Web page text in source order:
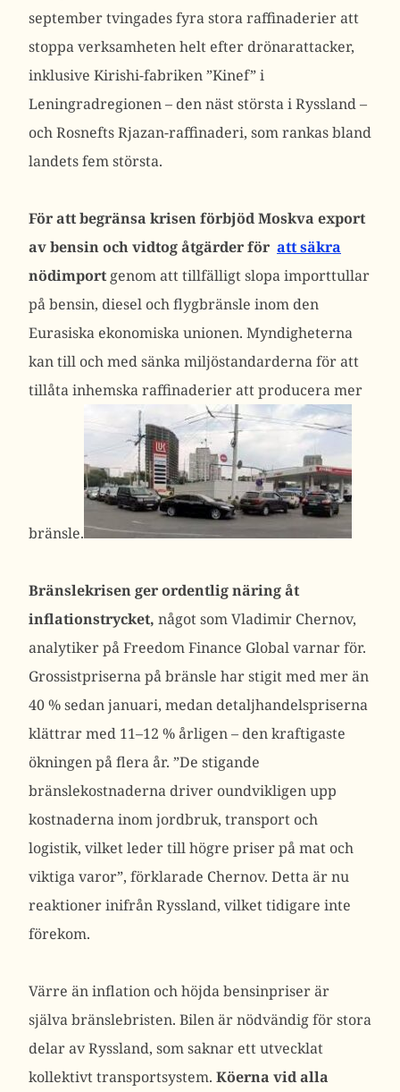
september tvingades fyra stora raffinaderier att
stoppa verksamheten helt efter drönarattacker,
inklusive Kirishi-fabriken ”Kinef” i
Leningradregionen – den näst största i Ryssland –
och Rosnefts Rjazan-raffinaderi, som rankas bland
landets fem största.
För att begränsa krisen förbjöd Moskva export
av bensin och vidtog åtgärder för att säkra
nödimport genom att tillfälligt slopa importtullar
på bensin, diesel och flygbränsle inom den
Eurasiska ekonomiska unionen. Myndigheterna
kan till och med sänka miljöstandarderna för att
tillåta inhemska raffinaderier att producera mer
bränsle.
Bränslekrisen ger ordentlig näring åt
inflationstrycket, något som Vladimir Chernov,
analytiker på Freedom Finance Global varnar för.
Grossistpriserna på bränsle har stigit med mer än
40 % sedan januari, medan detaljhandelspriserna
klättrar med 11–12 % årligen – den kraftigaste
ökningen på flera år. ”De stigande
bränslekostnaderna driver oundvikligen upp
kostnaderna inom jordbruk, transport och
logistik, vilket leder till högre priser på mat och
viktiga varor”, förklarade Chernov. Detta är nu
reaktioner inifrån Ryssland, vilket tidigare inte
förekom.
Värre än inflation och höjda bensinpriser är
själva bränslebristen. Bilen är nödvändig för stora
delar av Ryssland, som saknar ett utvecklat
kollektivt transportsystem. Köerna vid alla